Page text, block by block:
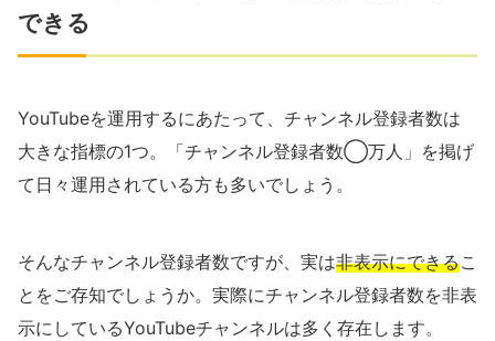
できる
YouTubeを運用するにあたって、チャンネル登録者数は
大きな指標の1つ。「チャンネル登録者数◯万人」を掲げ
て日々運用されている方も多いでしょう。
そんなチャンネル登録者数ですが、実は非表示にできるこ
とをご存知でしょうか。実際にチャンネル登録者数を非表
示にしているYouTubeチャンネルは多く存在します。